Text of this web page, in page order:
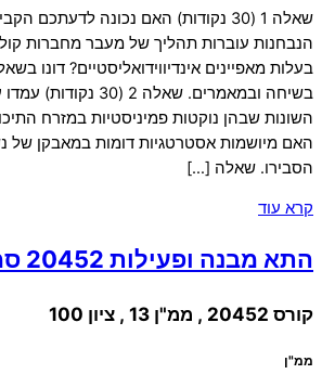
שאלה 1 (30 נקודות) האם נכונה לדעתכם
הנבחנות עוברות תהליך של מעבר מחברות
בעלות מאפיינים אינדיווידואליסטיים? דונו
בשיחה ובמאמרים. שאלה 2
השונות שבהן נוקטות פמיניסטיות במזרח
האם מיושמות אסטרטגיות דומות במאבקן של
הסבירו. שאלה […]
קרא עוד
התא מבנה ופעילות 20452 סמסטר 2022 א
קורס 20452 , ממ"ן 13 , ציון 100
ממ"ן